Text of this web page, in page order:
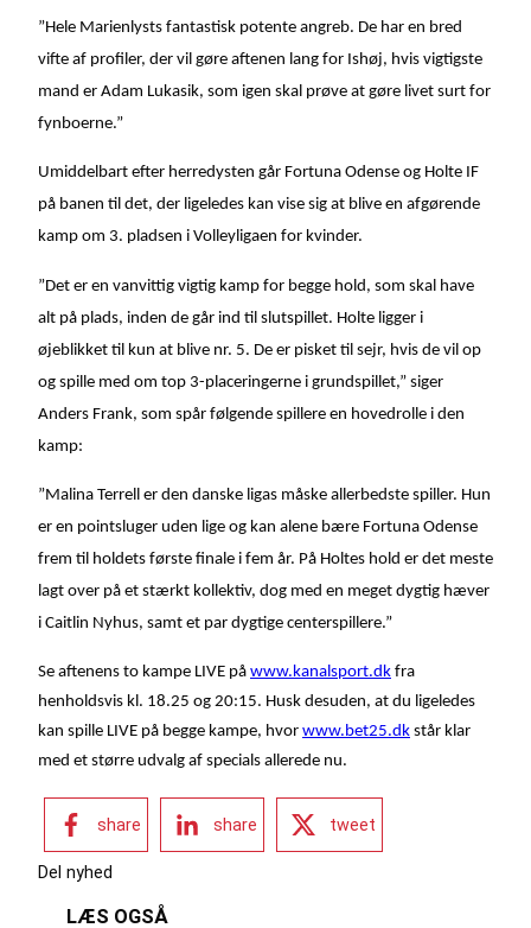
”Hele Marienlysts fantastisk potente angreb. De har en bred
vifte af profiler, der vil gøre aftenen lang for Ishøj, hvis vigtigste
mand er Adam Lukasik, som igen skal prøve at gøre livet surt for
fynboerne.”
Umiddelbart efter herredysten går Fortuna Odense og Holte IF
på banen til det, der ligeledes kan vise sig at blive en afgørende
kamp om 3. pladsen i Volleyligaen for kvinder.
”Det er en vanvittig vigtig kamp for begge hold, som skal have
alt på plads, inden de går ind til slutspillet. Holte ligger i
øjeblikket til kun at blive nr. 5. De er pisket til sejr, hvis de vil op
og spille med om top 3-placeringerne i grundspillet,” siger
Anders Frank, som spår følgende spillere en hovedrolle i den
kamp:
”Malina Terrell er den danske ligas måske allerbedste spiller. Hun
er en pointsluger uden lige og kan alene bære Fortuna Odense
frem til holdets første finale i fem år. På Holtes hold er det meste
lagt over på et stærkt kollektiv, dog med en meget dygtig hæver
i Caitlin Nyhus, samt et par dygtige centerspillere.”
Se aftenens to kampe LIVE på www.kanalsport.dk fra
henholdsvis kl. 18.25 og 20:15. Husk desuden, at du ligeledes
kan spille LIVE på begge kampe, hvor www.bet25.dk står klar
med et større udvalg af specials allerede nu.
share share tweet
Del nyhed
LÆS OGSÅ